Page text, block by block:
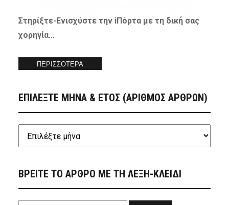
Στηρίξτε- Ενισχύστετην iΠόρτα με τη δική σας
χορηγία…
ΠΕΡΙΣΣΟΤΕΡΑ
ΕΠΙΛΕΞΤΕ ΜΗΝΑ & ΕΤΟΣ (ΑΡΙΘΜΟΣ ΑΡΘΡΩΝ)
ΒΡΕΙΤΕ ΤΟ ΑΡΘΡΟ ΜΕ ΤΗ ΛΕΞΗ-ΚΛΕΙΔΙ